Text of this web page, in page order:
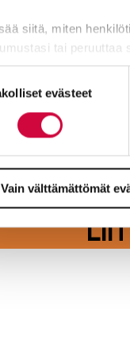
siitä, miten
tai peruuttaa
osa on
evästeet
Vain välttämättömät
työelämässä,
syynä